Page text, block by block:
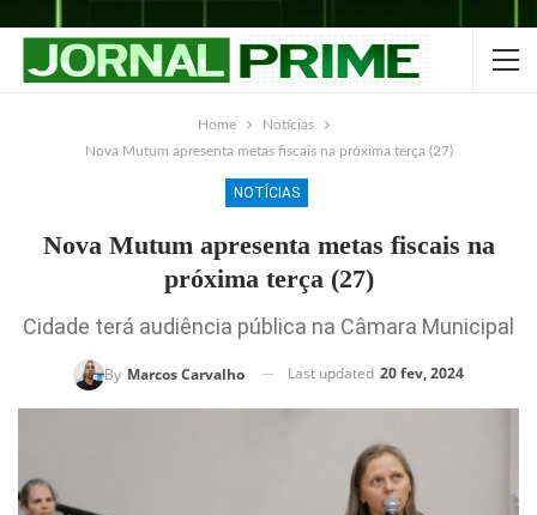
Home
Notícias
Nova Mutum apresenta metas fiscais na próxima terça (27)
NOTÍCIAS
Nova Mutum apresenta metas fiscais na
próxima terça (27)
Cidade terá audiência pública na Câmara Municipal
By Marcos Carvalho Last updated 20 fev, 2024